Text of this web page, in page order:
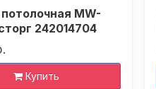
MW-
242014704
Купить